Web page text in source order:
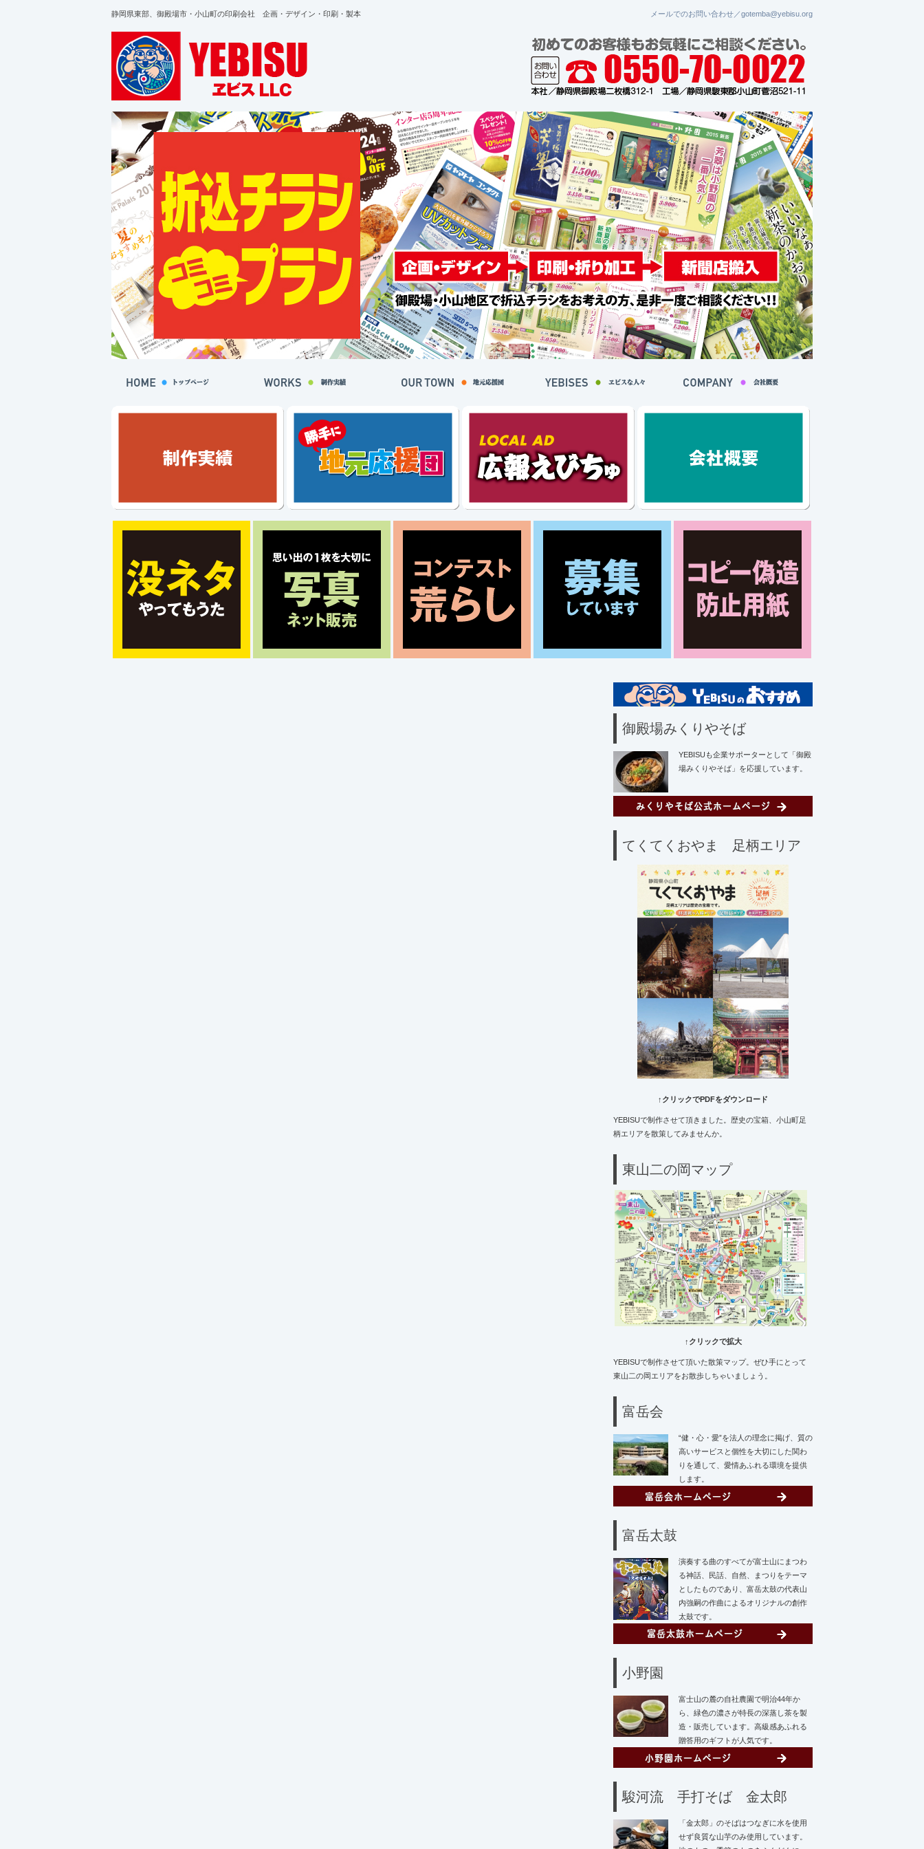
静岡県東部、御殿場市・小山町の印刷会社 企画・デザイン・印刷・製本 メールでのお問い合わせ／gotemba@yebisu.org
御殿場みくりやそば
YEBISUも企業サポーターとして「御殿
場みくりやそば」を応援しています。
てくてくおやま 足柄エリア
↑クリックでPDFをダウンロード
YEBISUで制作させて頂きました。歴史の宝箱、小山町足
柄エリアを散策してみませんか。
東山二の岡マップ
↑クリックで拡大
YEBISUで制作させて頂いた散策マップ。ぜひ手にとって
東山二の岡エリアをお散歩しちゃいましょう。
富岳会
“健・心・愛”を法人の理念に掲げ、質の
高いサービスと個性を大切にした関わ
りを通して、愛情あふれる環境を提供
します。
富岳太鼓
演奏する曲のすべてが富士山にまつわ
る神話、民話、自然、まつりをテーマ
としたものであり、富岳太鼓の代表山
内強嗣の作曲によるオリジナルの創作
太鼓です。
小野園
富士山の麓の自社農園で明治44年か
ら、緑色の濃さが特長の深蒸し茶を製
造・販売しています。高級感あふれる
贈答用のギフトが人気です。
駿河流 手打そば 金太郎
「金太郎」のそばはつなぎに水を使用
せず良質な山芋のみ使用しています。